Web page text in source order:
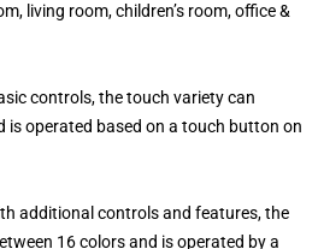
living room, children’s room, office &
controls, the touch variety can
is operated based on a touch button on
additional controls and features, the
16 colors and is operated by a